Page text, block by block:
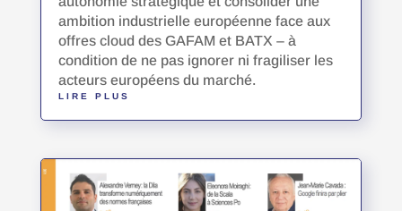
ambition industrielle européenne face aux
offres cloud des GAFAM et BATX – à
condition de ne pas ignorer ni fragiliser les
acteurs européens du marché.
LIRE PLUS